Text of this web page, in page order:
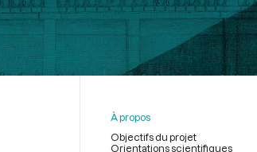
À propos
Objectifs du projet
Orientations scientifiques